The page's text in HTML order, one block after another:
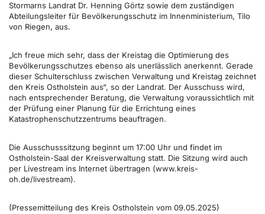
Stormarns Landrat Dr. Henning Görtz sowie dem zuständigen
Abteilungsleiter für Bevölkerungsschutz im Innenministerium, Tilo
von Riegen, aus.
„Ich freue mich sehr, dass der Kreistag die Optimierung des
Bevölkerungsschutzes ebenso als unerlässlich anerkennt. Gerade
dieser Schulterschluss zwischen Verwaltung und Kreistag zeichnet
den Kreis Ostholstein aus“, so der Landrat. Der Ausschuss wird,
nach entsprechender Beratung, die Verwaltung voraussichtlich mit
der Prüfung einer Planung für die Errichtung eines
Katastrophenschutzzentrums beauftragen.
Die Ausschusssitzung beginnt um 17:00 Uhr und findet im
Ostholstein-Saal der Kreisverwaltung statt. Die Sitzung wird auch
per Livestream ins Internet übertragen (www.kreis-
oh.de/livestream).
(Pressemitteilung des Kreis Ostholstein vom 09.05.2025)